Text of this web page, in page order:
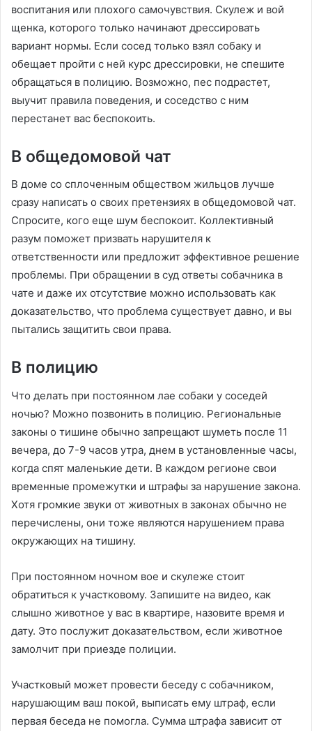
воспитания или плохого самочувствия. Скулеж и вой
щенка, которого только начинают дрессировать
вариант нормы. Если сосед только взял собаку и
обещает пройти с ней курс дрессировки, не спешите
обращаться в полицию. Возможно, пес подрастет,
выучит правила поведения, и соседство с ним
перестанет вас беспокоить.
В общедомовой чат
В доме со сплоченным обществом жильцов лучше
сразу написать о своих претензиях в общедомовой чат.
Спросите, кого еще шум беспокоит. Коллективный
разум поможет призвать нарушителя к
ответственности или предложит эффективное решение
проблемы. При обращении в суд ответы собачника в
чате и даже их отсутствие можно использовать как
доказательство, что проблема существует давно, и вы
пытались защитить свои права.
В полицию
Что делать при постоянном лае собаки у соседей
ночью? Можно позвонить в полицию. Региональные
законы о тишине обычно запрещают шуметь после 11
вечера, до 7-9 часов утра, днем в установленные часы,
когда спят маленькие дети. В каждом регионе свои
временные промежутки и штрафы за нарушение закона.
Хотя громкие звуки от животных в законах обычно не
перечислены, они тоже являются нарушением права
окружающих на тишину.
При постоянном ночном вое и скулеже стоит
обратиться к участковому. Запишите на видео, как
слышно животное у вас в квартире, назовите время и
дату. Это послужит доказательством, если животное
замолчит при приезде полиции.
Участковый может провести беседу с собачником,
нарушающим ваш покой, выписать ему штраф, если
первая беседа не помогла. Сумма штрафа зависит от